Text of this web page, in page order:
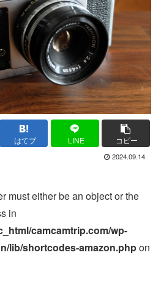
はてブ LINE コピー
2024.09.14
must either be an object or the
in
camcamtrip.com/wp-
lib/shortcodes-amazon.phpon